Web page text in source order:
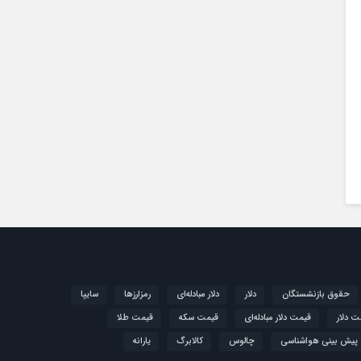
حقوق بازنشستگان دلار دلار مبادله‌ای رمزارزها
سایپا
دلار
قیمت دلار مبادله‌ای قیمت سکه
قیمت طلا
پیش بینی هواشناسی
چالوس کالابرگ یارانه